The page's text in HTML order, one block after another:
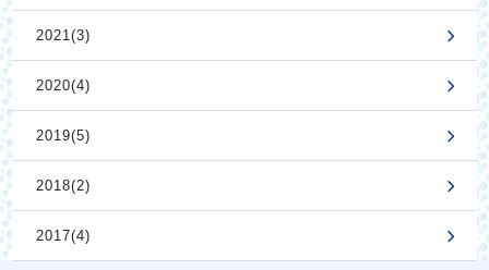
2021(3)
2020(4)
2019(5)
2018(2)
2017(4)